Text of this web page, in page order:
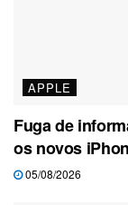
APPLE
Fuga de
os novos
05/08/2026